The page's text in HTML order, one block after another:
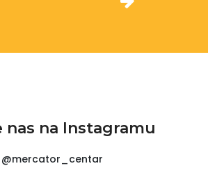
nas na Instagramu
@mercator_centar